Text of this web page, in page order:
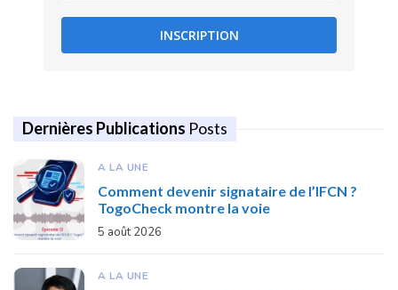
INSCRIPTION
Dernières Publications Posts
A LA UNE
Comment devenir signataire de l’IFCN ?
TogoCheck montre la voie
5 août 2026
A LA UNE